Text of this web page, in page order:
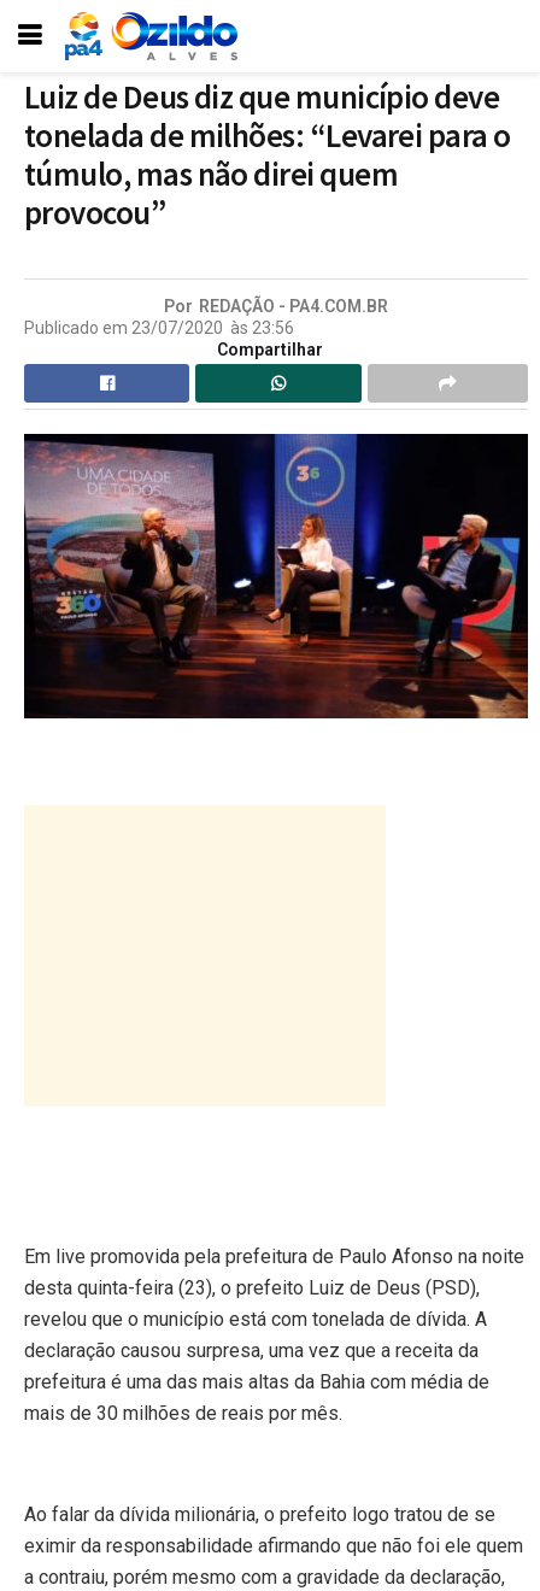
Luiz de Deus diz que município deve
tonelada de milhões: “Levarei para o
túmulo, mas não direi quem
provocou”
Por REDAÇÃO - PA4.COM.BR
Publicado em 23/07/2020 às 23:56
Compartilhar
Em live promovida pela prefeitura de Paulo Afonso na noite
desta quinta-feira (23), o prefeito Luiz de Deus (PSD),
revelou que o município está com tonelada de dívida. A
declaração causou surpresa, uma vez que a receita da
prefeitura é uma das mais altas da Bahia com média de
mais de 30 milhões de reais por mês.
Ao falar da dívida milionária, o prefeito logo tratou de se
eximir da responsabilidade afirmando que não foi ele quem
a contraiu, porém mesmo com a gravidade da declaração,